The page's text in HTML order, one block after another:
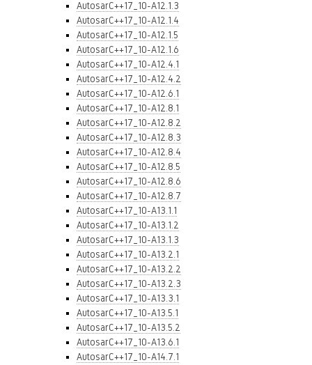
AutosarC++17_10-A12.1.3
AutosarC++17_10-A12.1.4
AutosarC++17_10-A12.1.5
AutosarC++17_10-A12.1.6
AutosarC++17_10-A12.4.1
AutosarC++17_10-A12.4.2
AutosarC++17_10-A12.6.1
AutosarC++17_10-A12.8.1
AutosarC++17_10-A12.8.2
AutosarC++17_10-A12.8.3
AutosarC++17_10-A12.8.4
AutosarC++17_10-A12.8.5
AutosarC++17_10-A12.8.6
AutosarC++17_10-A12.8.7
AutosarC++17_10-A13.1.1
AutosarC++17_10-A13.1.2
AutosarC++17_10-A13.1.3
AutosarC++17_10-A13.2.1
AutosarC++17_10-A13.2.2
AutosarC++17_10-A13.2.3
AutosarC++17_10-A13.3.1
AutosarC++17_10-A13.5.1
AutosarC++17_10-A13.5.2
AutosarC++17_10-A13.6.1
AutosarC++17_10-A14.7.1